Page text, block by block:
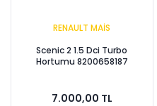
RENAULT MAİS
Scenic 2 1.5 Dci Turbo
Hortumu 8200658187
7.000,00 TL